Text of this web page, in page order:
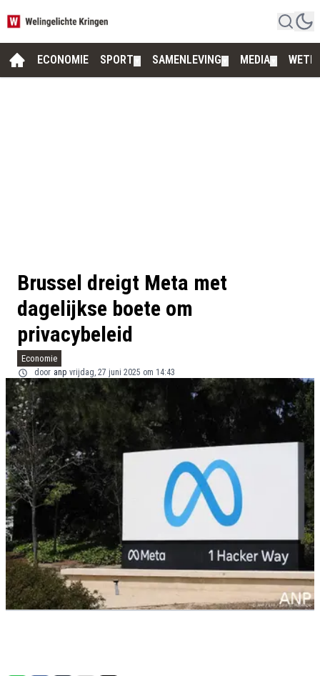
ECONOMIE SPORT SAMENLEVING MEDIA
Brussel dreigt Meta met
dagelijkse boete om
privacybeleid
Economie
door anp vrijdag, 27 juni 2025 om 14:43